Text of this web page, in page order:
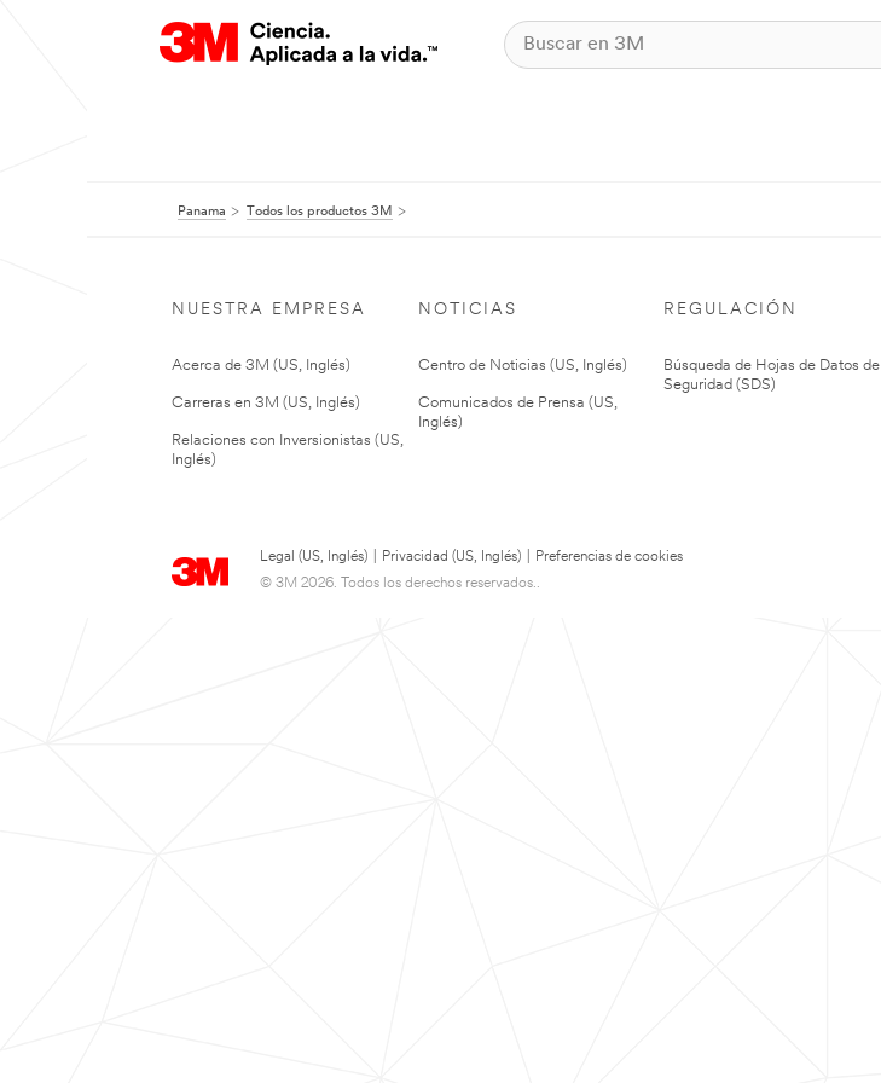
Panama Todos los productos 3M
NUESTRA EMPRESA
Acerca de 3M (US, Inglés)
Carreras en 3M (US, Inglés)
Relaciones con Inversionistas (US,
Inglés)
NOTICIAS
Centro de Noticias (US, Inglés)
Comunicados de Prensa (US,
Inglés)
REGULACIÓN
Búsqueda de Hojas de Datos de
Seguridad (SDS)
Legal (US, Inglés) Privacidad (US, Inglés)
Preferencias de cookies
© 3M 2026. Todos los derechos reservados..